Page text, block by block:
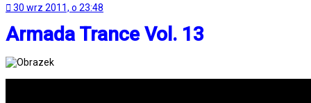
30 wrz 2011, o 23:48
Armada Trance Vol. 13